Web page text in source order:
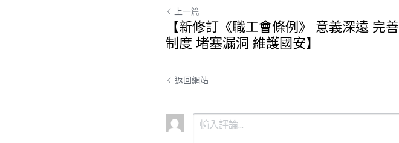
上一篇
【新修訂《職工會條例》 意義深遠 完善
制度 堵塞漏洞 維護國安】
返回網站